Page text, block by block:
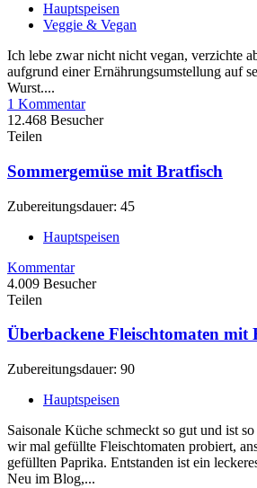
Hauptspeisen
Veggie & Vegan
Ich lebe zwar nicht nicht vegan, verzichte
aufgrund einer Ernährungsumstellung auf
Wurst....
1 Kommentar
12.468 Besucher
Teilen
Sommergemüse mit Bratfisch
Zubereitungsdauer: 45
Hauptspeisen
Kommentar
4.009 Besucher
Teilen
Überbackene Fleischtomaten
Zubereitungsdauer: 90
Hauptspeisen
Saisonale Küche schmeckt so gut und ist
wir mal gefüllte Fleischtomaten probiert,
gefüllten Paprika. Entstanden ist ein
Neu im Blog,...